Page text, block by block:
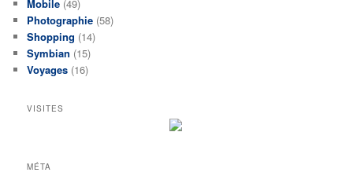
Mobile (49)
Photographie (58)
Shopping (14)
Symbian (15)
Voyages (16)
VISITES
MÉTA